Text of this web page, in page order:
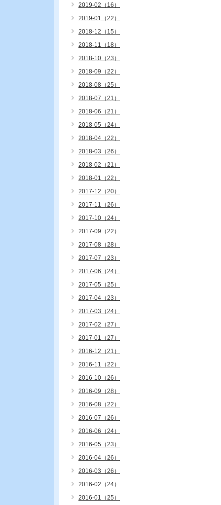
2019-02（16）
2019-01（22）
2018-12（15）
2018-11（18）
2018-10（23）
2018-09（22）
2018-08（25）
2018-07（21）
2018-06（21）
2018-05（24）
2018-04（22）
2018-03（26）
2018-02（21）
2018-01（22）
2017-12（20）
2017-11（26）
2017-10（24）
2017-09（22）
2017-08（28）
2017-07（23）
2017-06（24）
2017-05（25）
2017-04（23）
2017-03（24）
2017-02（27）
2017-01（27）
2016-12（21）
2016-11（22）
2016-10（26）
2016-09（28）
2016-08（22）
2016-07（26）
2016-06（24）
2016-05（23）
2016-04（26）
2016-03（26）
2016-02（24）
2016-01（25）